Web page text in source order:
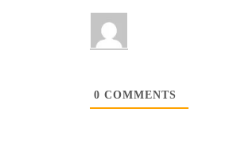
0 COMMENTS